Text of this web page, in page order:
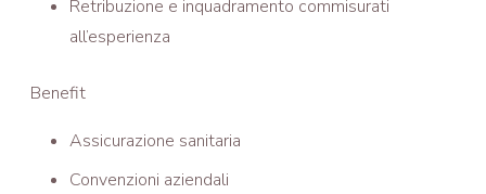
Retribuzione e inquadramento commisurati
all’esperienza
Benefit
Assicurazione sanitaria
Convenzioni aziendali